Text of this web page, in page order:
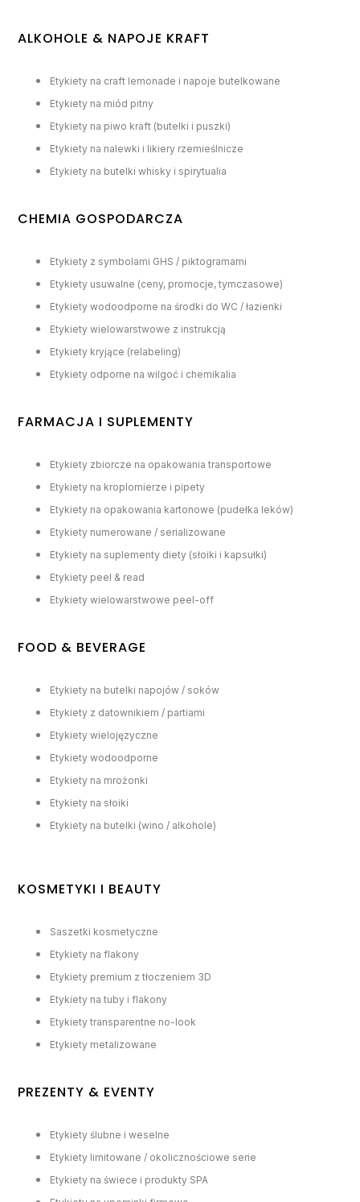
ALKOHOLE & NAPOJE KRAFT
Etykiety na craft lemonade i napoje butelkowane
Etykiety na miód pitny
Etykiety na piwo kraft (butelki i puszki)
Etykiety na nalewki i likiery rzemieślnicze
Etykiety na butelki whisky i spirytualia
CHEMIA GOSPODARCZA
Etykiety z symbolami GHS / piktogramami
Etykiety usuwalne (ceny, promocje, tymczasowe)
Etykiety wodoodporne na środki do WC / łazienki
Etykiety wielowarstwowe z instrukcją
Etykiety kryjące (relabeling)
Etykiety odporne na wilgoć i chemikalia
FARMACJA I SUPLEMENTY
Etykiety zbiorcze na opakowania transportowe
Etykiety na kroplomierze i pipety
Etykiety na opakowania kartonowe (pudełka leków)
Etykiety numerowane / serializowane
Etykiety na suplementy diety (słoiki i kapsułki)
Etykiety peel & read
Etykiety wielowarstwowe peel-off
FOOD & BEVERAGE
Etykiety na butelki napojów / soków
Etykiety z datownikiem / partiami
Etykiety wielojęzyczne
Etykiety wodoodporne
Etykiety na mrożonki
Etykiety na słoiki
Etykiety na butelki (wino / alkohole)
KOSMETYKI I BEAUTY
Saszetki kosmetyczne
Etykiety na flakony
Etykiety premium z tłoczeniem 3D
Etykiety na tuby i flakony
Etykiety transparentne no-look
Etykiety metalizowane
PREZENTY & EVENTY
Etykiety ślubne i weselne
Etykiety limitowane / okolicznościowe serie
Etykiety na świece i produkty SPA